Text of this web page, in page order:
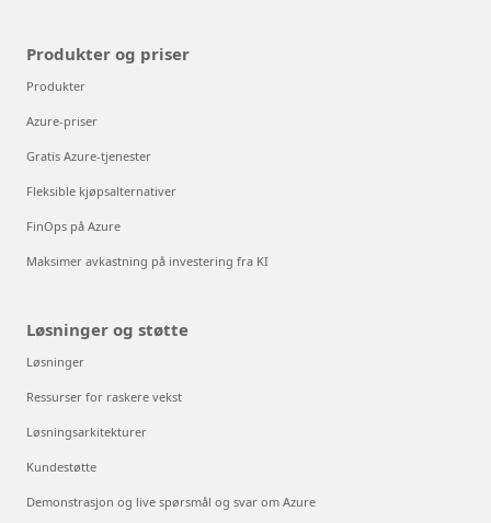
Produkter og priser
Produkter
Azure-priser
Gratis Azure-tjenester
Fleksible kjøpsalternativer
FinOps på Azure
Maksimer avkastning på investering fra KI
Løsninger og støtte
Løsninger
Ressurser for raskere vekst
Løsningsarkitekturer
Kundestøtte
Demonstrasjon og live spørsmål og svar om Azure